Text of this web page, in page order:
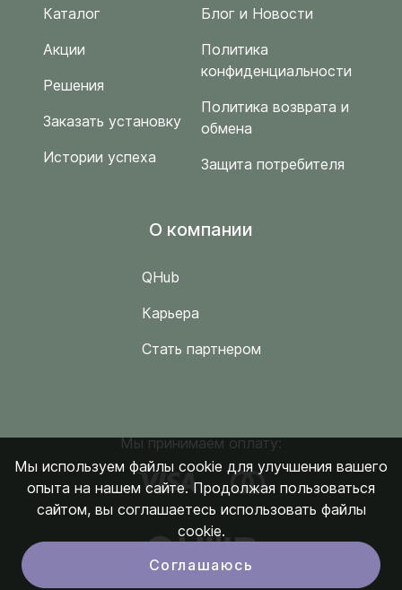
Каталог
Акции
Решения
Заказать установку
Истории успеха
Блог и Новости
Политика
конфиденциальности
Политика возврата и
обмена
Защита потребителя
O компании
QHub
Карьера
Стать партнером
Мы принимаем оплату:
Мы используем файлы cookie для улучшения вашего
опыта на нашем сайте. Продолжая пользоваться
сайтом, вы соглашаетесь использовать файлы
cookie.
Соглашаюсь